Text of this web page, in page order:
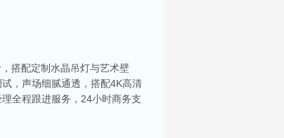
搭配定制水晶吊灯与艺术壁
，声场细腻通透，搭配4K高清
全程跟进服务，24小时商务支